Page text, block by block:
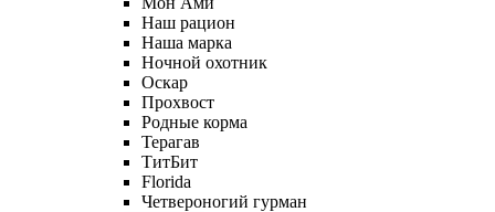
Наш рацион
Наша марка
Ночной охотник
Оскар
Прохвост
Родные корма
Терагав
ТитБит
Florida
Четвероногий гурман